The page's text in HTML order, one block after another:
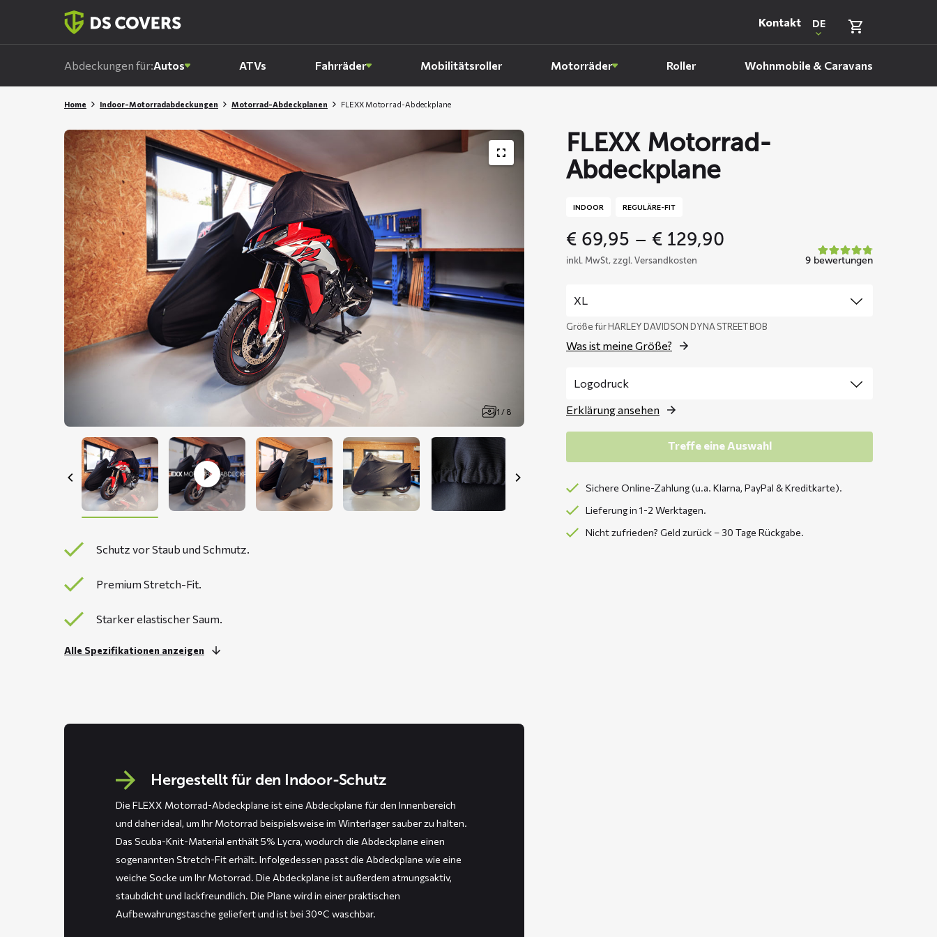
Kontakt
DE
Abdeckungen für:Autos ATVs Fahrräder Mobilitätsroller Motorräder Roller Wohnmobile & Caravans
Home Indoor-Motorradabdeckungen Motorrad-Abdeckplanen FLEXX Motorrad-Abdeckplane
1 / 8
Schutz vor Staub und Schmutz.
Premium Stretch-Fit.
Starker elastischer Saum.
Alle Spezifikationen anzeigen
FLEXX Motorrad-
Abdeckplane
INDOOR REGULÄRE-FIT
€ 69,95 – € 129,90
inkl. MwSt, zzgl. Versandkosten 9 bewertungen
Größe für HARLEY DAVIDSON DYNA STREET BOB
Was ist meine Größe?
Erklärung ansehen
Treffe eine Auswahl
Sichere Online-Zahlung (u.a. Klarna, PayPal & Kreditkarte).
Lieferung in 1-2 Werktagen.
Nicht zufrieden? Geld zurück – 30 Tage Rückgabe.
Hergestellt für den Indoor-Schutz
Die FLEXX Motorrad-Abdeckplane ist eine Abdeckplane für den Innenbereich
und daher ideal, um Ihr Motorrad beispielsweise im Winterlager sauber zu halten.
Das Scuba-Knit-Material enthält 5% Lycra, wodurch die Abdeckplane einen
sogenannten Stretch-Fit erhält. Infolgedessen passt die Abdeckplane wie eine
weiche Socke um Ihr Motorrad. Die Abdeckplane ist außerdem atmungsaktiv,
staubdicht und lackfreundlich. Die Plane wird in einer praktischen
Aufbewahrungstasche geliefert und ist bei 30°C waschbar.